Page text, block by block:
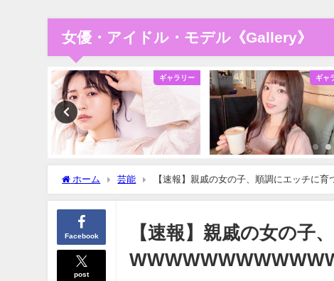
女優・アイドル・モデル《Gallery》
ギャラリー ギャ
ホーム 芸能 【速報】親戚の女の子、順調にエッチに
Facebook
post
【速報】親戚の女の子